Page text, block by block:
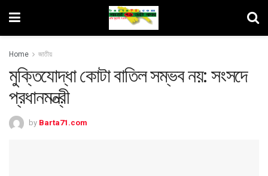
Home জাতীয়
মুক্তিযোদ্ধা কোটা বাতিল সম্ভব নয়: সংসদে
প্রধানমন্ত্রী
by Barta71.com